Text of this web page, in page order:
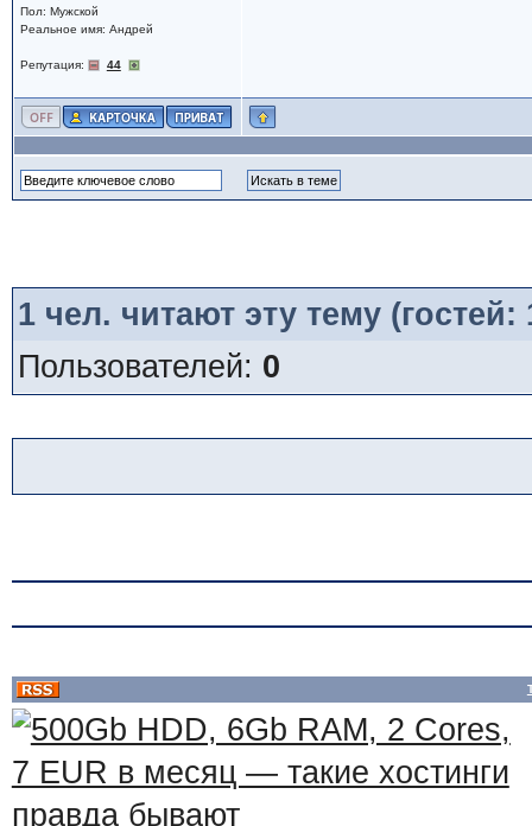
Пол: Мужской
Реальное имя: Андрей
Репутация: 44
1чел. читают эту тему
Пользователей: 0